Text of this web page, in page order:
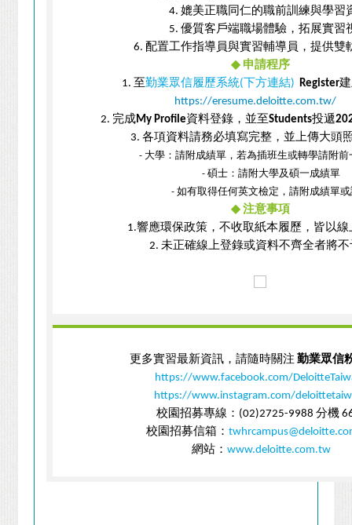
4. 媲美正職同仁的職前訓練與學習
5. 優質客戶端職場體驗，拓展實習
6. 配置工作指導員與實習輔導員，提供雙
◆ 申請程序
1.至勤業眾信履歷系統(下方連結) Register
https://eresume.deloitte.com.tw/
2.完成My Profile資料登錄，並至Students投遞
3.各項資料請務必填寫完整，並上傳大頭
- 大學：請附成績單，若為插班生或轉學請附
- 碩士：請附大學及碩一成績單
- 如有取得任何英文檢定，請附成績單
◆注意事項
1.響應環保政策，不收取紙本履歷，皆以
2.未正確線上登錄或資料不齊全者將
更多實習最新資訊，請隨時關注 勤業眾信
https://www.facebook.com/
https://www.instagram.com/
校園招募專線： (02)2725-9988 分機
校園招募信箱：
網站：www.deloitte.com.tw